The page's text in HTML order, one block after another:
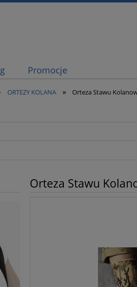
Promocje
ORTEZY KOLANA » Orteza Stawu
Orteza Stawu